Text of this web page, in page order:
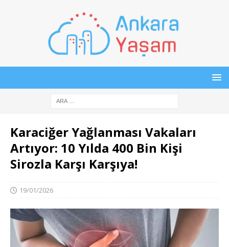
Karaciğer Yağlanması Vakaları
Artıyor: 10 Yılda 400 Bin Kişi
Sirozla Karşı Karşıya!
19/01/2026